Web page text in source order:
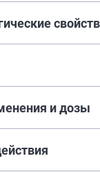
и дозы